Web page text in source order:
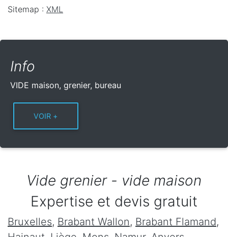
Sitemap : XML
Info
VIDE maison, grenier, bureau
Vide grenier - vide maison
Expertise et devis gratuit
Bruxelles, Brabant Wallon, Brabant Flamand,